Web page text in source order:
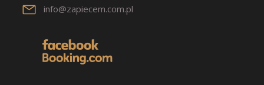
info@zapiecem.com.pl